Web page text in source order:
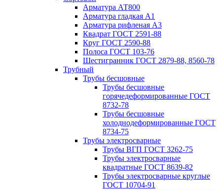
Арматура АТ800
Арматура гладкая А1
Арматура рифленая А3
Квадрат ГОСТ 2591-88
Круг ГОСТ 2590-88
Полоса ГОСТ 103-76
Шестигранник ГОСТ 2879-88, 8560-78
Трубный
Трубы бесшовные
Трубы бесшовные
горячедеформированные ГОСТ
8732-78
Трубы бесшовные
холоднодеформированные ГОСТ
8734-75
Трубы электросварные
Трубы ВГП ГОСТ 3262-75
Трубы электросварные
квадратные ГОСТ 8639-82
Трубы электросварные круглые
ГОСТ 10704-91